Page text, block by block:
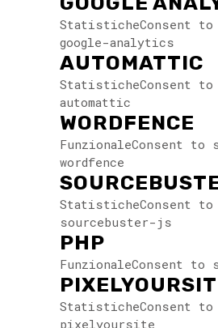
StatisticheConsent
google-analytics
AUTOMATTIC
StatisticheConsent
automattic
WORDFENCE
FunzionaleConsent to
wordfence
StatisticheConsent
sourcebuster-js
PHP
FunzionaleConsent to
StatisticheConsent
pixelyoursite